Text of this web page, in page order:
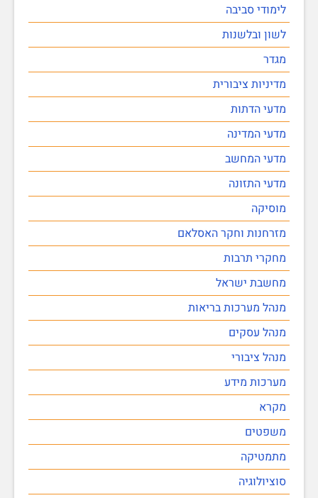
לימודי סביבה
לשון ובלשנות
מגדר
מדיניות ציבורית
מדעי הדתות
מדעי המדינה
מדעי המחשב
מדעי התזונה
מוסיקה
מזרחנות וחקר האסלאם
מחקרי תרבות
מחשבת ישראל
מנהל מערכות בריאות
מנהל עסקים
מנהל ציבורי
מערכות מידע
מקרא
משפטים
מתמטיקה
סוציולוגיה